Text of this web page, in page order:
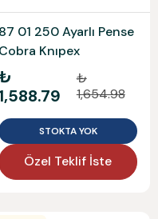
87 01 250 Ayarlı Pense
Cobra Knıpex
₺
1,654.98
STOKTA YOK
Özel Teklif İste